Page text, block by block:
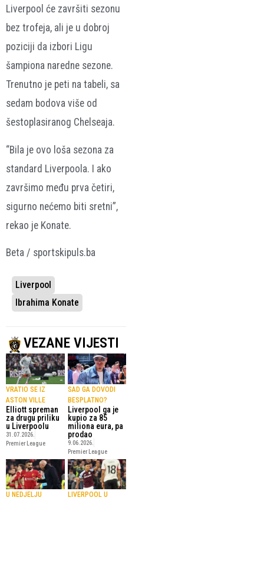
Liverpool će završiti sezonu
bez trofeja, ali je u dobroj
poziciji da izbori Ligu
šampiona naredne sezone.
Trenutno je peti na tabeli, sa
sedam bodova više od
šestoplasiranog Chelseaja.
“Bila je ovo loša sezona za
standard Liverpoola. I ako
završimo među prva četiri,
sigurno nećemo biti sretni”,
rekao je Konate.
Beta / sportskipuls.ba
Liverpool
Ibrahima Konate
VEZANE VIJESTI
VRATIO SE IZ
ASTON VILLE
Elliott spreman
za drugu priliku
u Liverpoolu
31.07.2026.
Premier League
SAD GA DOVODI
BESPLATNO?
Liverpool ga je
kupio za 85
miliona eura, pa
prodao
9.06.2026.
Premier League
U NEDJELJU
LIVERPOOL U